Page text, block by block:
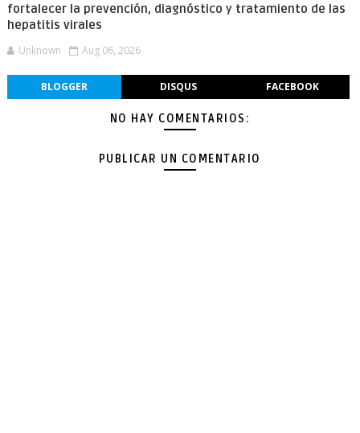
fortalecer la prevención, diagnóstico y tratamiento de las
hepatitis virales
Unknown Aug 06, 2026
BLOGGER DISQUS FACEBOOK
NO HAY COMENTARIOS:
PUBLICAR UN COMENTARIO